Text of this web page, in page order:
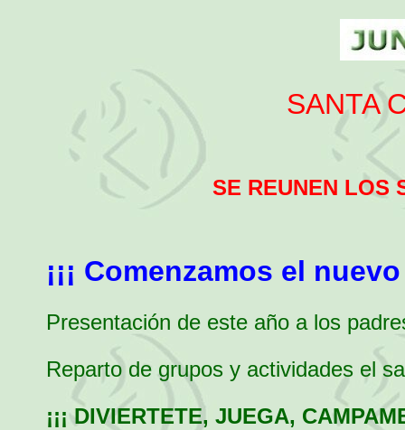
¡¡¡ Comenzamos el
Presentación de este año a los
Reparto de grupos y actividades el
¡¡¡ DIVIERTETE, JUEGA,
SANTA
SE REUNEN LOS